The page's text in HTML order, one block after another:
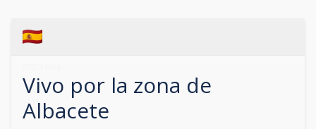
Vivo por la zona de
Albacete